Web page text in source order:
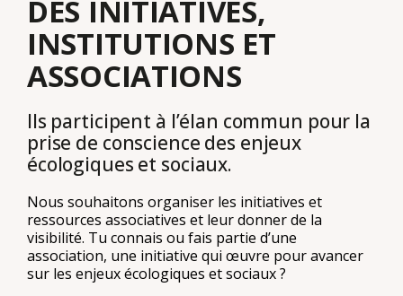
DES INITIATIVES,
INSTITUTIONS ET
ASSOCIATIONS
Ils participent à l’élan commun pour la
prise de conscience des enjeux
écologiques et sociaux.
Nous souhaitons organiser les initiatives et
ressources associatives et leur donner de la
visibilité. Tu connais ou fais partie d’une
association, une initiative qui œuvre pour avancer
sur les enjeux écologiques et sociaux ?